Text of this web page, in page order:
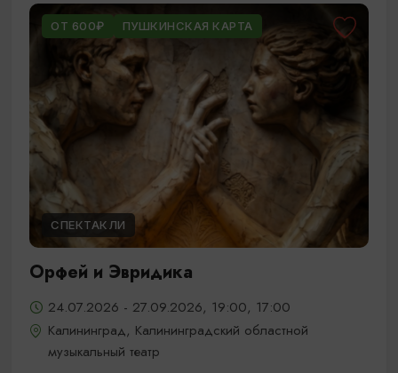
ОТ 600₽ ПУШКИНСКАЯ КАРТА
СПЕКТАКЛИ
Орфей и Эвридика
24.07.2026 - 27.09.2026, 19:00, 17:00
Калининград, Калининградский областной
музыкальный театр